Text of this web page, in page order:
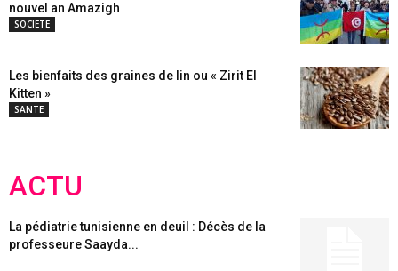
nouvel an Amazigh
SOCIETE
Les bienfaits des graines de lin ou « Zirit El
Kitten »
SANTE
ACTU
La pédiatrie tunisienne en deuil : Décès de la
professeure Saayda...